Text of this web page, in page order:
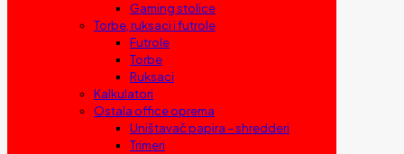
Gaming stolice
Torbe, ruksaci i futrole
Futrole
Torbe
Ruksaci
Kalkulatori
Ostala office oprema
Uništavač papira – shredderi
Trimeri